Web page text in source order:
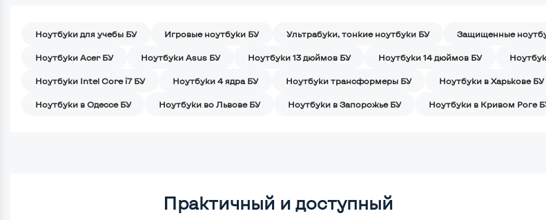
Ноутбуки для учебы БУ Игровые ноутбуки БУ Ультрабуки, тонкие ноутбуки БУ Защищенные
Ноутбуки Acer БУ Ноутбуки Asus БУ Ноутбуки 13 дюймов БУ Ноутбуки 14 дюймов БУ
Ноутбуки Intel Core i7 БУ Ноутбуки 4 ядра БУ Ноутбуки трансформеры БУ Ноутбуки в Харькове БУ
Ноутбуки в Одессе БУ Ноутбуки во Львове БУ Ноутбуки в Запорожье БУ Ноутбуки в Кривом Роге
Практичный и доступный